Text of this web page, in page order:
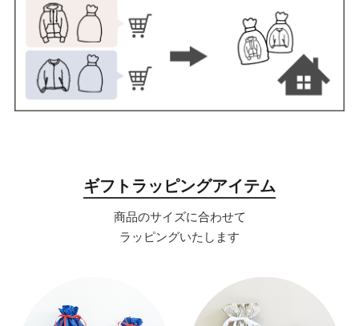
ギフトラッピングアイテム
商品のサイズに合わせて
ラッピングいたします